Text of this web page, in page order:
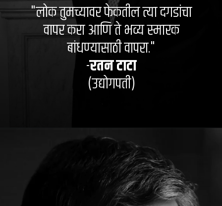
"लोक तुमच्यावर फेकतील त्या दगडांचा
वापर करा आणि ते भव्य स्मारक
बांधण्यासाठी वापरा."
-रतन टाटा
(उद्योगपती)